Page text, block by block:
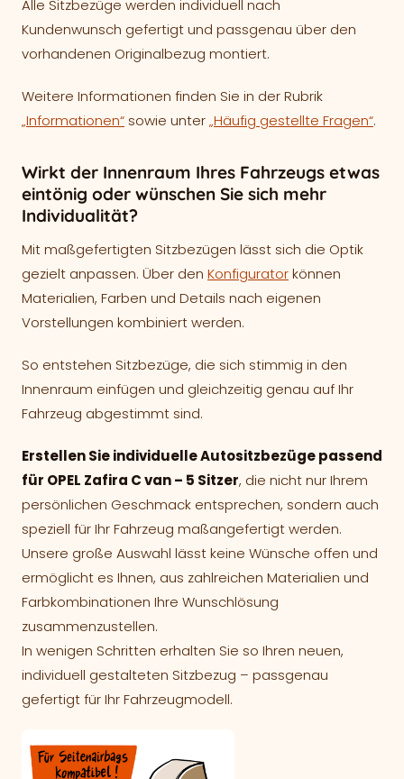
Alle Sitzbezüge werden individuell nach
Kundenwunsch gefertigt und passgenau über den
vorhandenen Originalbezug montiert.
Weitere Informationen finden Sie in der Rubrik
„Informationen“ sowie unter„Häufig gestellte Fragen“.
Wirkt der Innenraum Ihres Fahrzeugs etwas
eintönig oder wünschen Sie sich mehr
Individualität?
Mit maßgefertigten Sitzbezügen lässt sich die Optik
gezielt anpassen. Über den Konfiguratorkönnen
Materialien, Farben und Details nach eigenen
Vorstellungen kombiniert werden.
So entstehen Sitzbezüge, die sich stimmig in den
Innenraum einfügen und gleichzeitig genau auf Ihr
Fahrzeug abgestimmt sind.
Erstellen Sie individuelle Autositzbezüge passend
für OPEL Zafira C van – 5 Sitzer, die nicht nur Ihrem
persönlichen Geschmack entsprechen, sondern auch
speziell für Ihr Fahrzeug maßangefertigt werden.
Unsere große Auswahl lässt keine Wünsche offen und
ermöglicht es Ihnen, aus zahlreichen Materialien und
Farbkombinationen Ihre Wunschlösung
zusammenzustellen.
In wenigen Schritten erhalten Sie so Ihren neuen,
individuell gestalteten Sitzbezug – passgenau
gefertigt für Ihr Fahrzeugmodell.